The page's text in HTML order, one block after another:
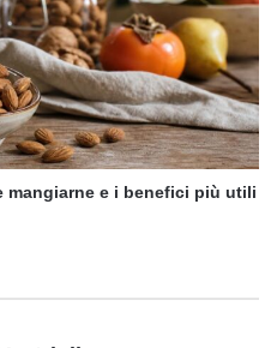
e i benefici più utili